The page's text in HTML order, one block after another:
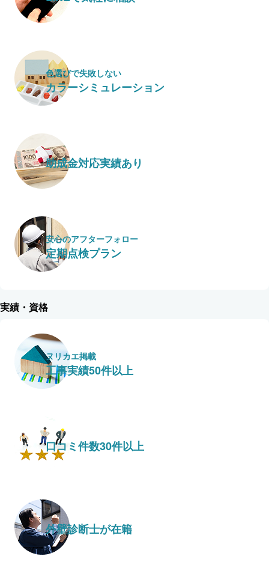
色選びで失敗しない
カラーシミュレーション
助成金対応実績あり
安心のアフターフォロー
定期点検プラン
実績・資格
ヌリカエ掲載
工事実績50件以上
口コミ件数30件以上
外壁診断士が在籍